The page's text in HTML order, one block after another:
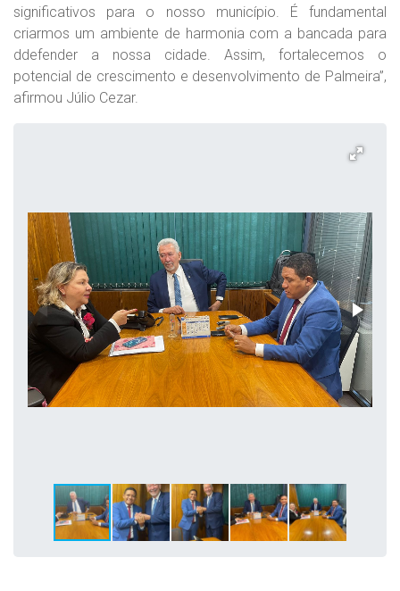
significativos para o nosso município. É fundamental
criarmos um ambiente de harmonia com a bancada para
ddefender a nossa cidade. Assim, fortalecemos o
potencial de crescimento e desenvolvimento de Palmeira”,
afirmou Júlio Cezar.